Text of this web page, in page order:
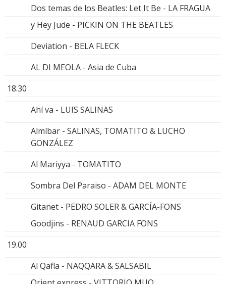
Dos temas de los Beatles: Let It Be - LA FRAGUA
y Hey Jude - PICKIN ON THE BEATLES
Deviation - BELA FLECK
AL DI MEOLA - Asia de Cuba
18.30
Ahí va - LUIS SALINAS
Almíbar - SALINAS, TOMATITO & LUCHO
GONZÁLEZ
Al Mariyya - TOMATITO
Sombra Del Paraiso - ADAM DEL MONTE
Gitanet - PEDRO SOLER & GARCÍA-FONS
Goodjins - RENAUD GARCIA FONS
19.00
Al Qafla - NAQQARA & SALSABIL